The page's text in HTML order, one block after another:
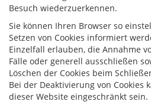
Besuch wiederzuerkennen.
Sie können Ihren Browser so
Setzen von Cookies informiert
Einzelfall erlauben, die Annahme
Fälle oder generell ausschließen
Löschen der Cookies beim
Bei der Deaktivierung von Cookies
dieser Website eingeschränkt sein.